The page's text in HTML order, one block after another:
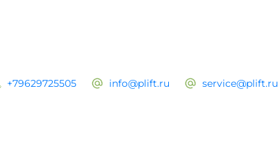
+79629725505 info@plift.ru
service@plift.ru